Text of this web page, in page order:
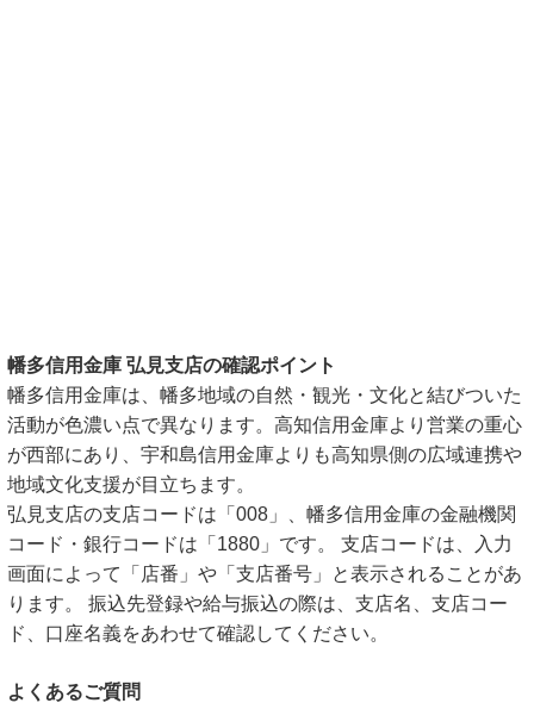
幡多信用金庫 弘見支店の確認ポイント
幡多信用金庫は、幡多地域の自然・観光・文化と結びついた
活動が色濃い点で異なります。高知信用金庫より営業の重心
が西部にあり、宇和島信用金庫よりも高知県側の広域連携や
地域文化支援が目立ちます。
弘見支店の支店コードは「008」、幡多信用金庫の金融機関
コード・銀行コードは「1880」です。 支店コードは、入力
画面によって「店番」や「支店番号」と表示されることがあ
ります。 振込先登録や給与振込の際は、支店名、支店コー
ド、口座名義をあわせて確認してください。
よくあるご質問